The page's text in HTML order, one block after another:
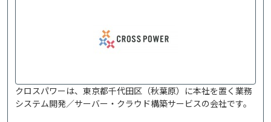
クロスパワーは、東京都千代田区（秋葉原）に本社を置く業務
システム開発／サーバー・クラウド構築サービスの会社です。